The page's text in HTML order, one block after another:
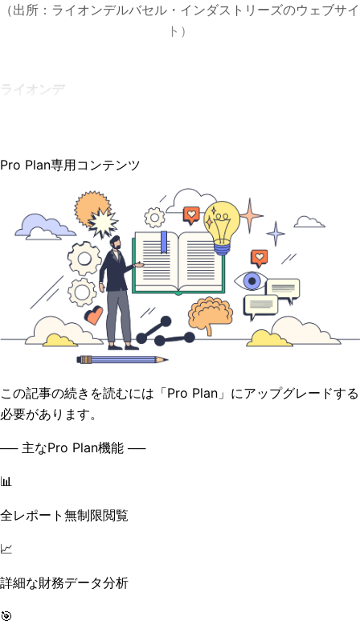
（出所：ライオンデルバセル・インダストリーズのウェブサイ
ト）
ライオンデ
Pro Plan専用コンテンツ
この記事の続きを読むには「Pro Plan」にアップグレードする
必要があります。
── 主なPro Plan機能 ──
📊
全レポート無制限閲覧
📈
詳細な財務データ分析
🎯